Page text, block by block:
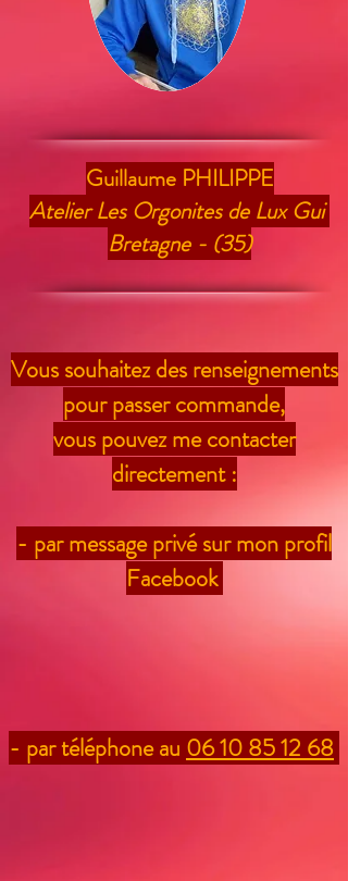
Guillaume PHILIPPE
Atelier Les Orgonites de Lux Gui
Bretagne - (35)
Vous souhaitez des renseignements
pour passer commande,
vous pouvez me contacter
directement :
- par message privé sur mon profil
Facebook
- par téléphone au 06 10 85 12 68